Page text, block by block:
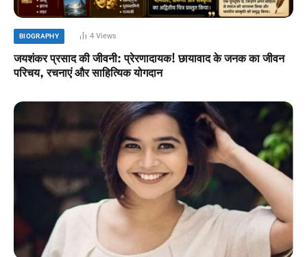
BIOGRAPHY 4Views
जयशंकर प्रसाद की जीवनी: प्रेरणादायक! छायावाद के जनक का जीवन
परिचय, रचनाएं और साहित्यिक योगदान